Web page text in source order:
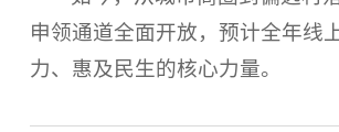
申领通道全面开放，预计全年线
力、惠及民生的核心力量。